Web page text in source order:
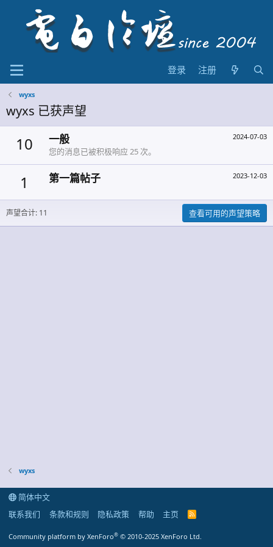
登录 注册
wyxs
wyxs 已获声望
10 2024-07-03
一般
您的消息已被积极响应 25 次。
1 2023-12-03
第一篇帖子
声望合计: 11 查看可用的声望策略
wyxs
简体中文
联系我们
条款和规则 隐私政策 帮助 主页
R
Community platform by XenForo® © 2010-2025 XenForo Ltd.